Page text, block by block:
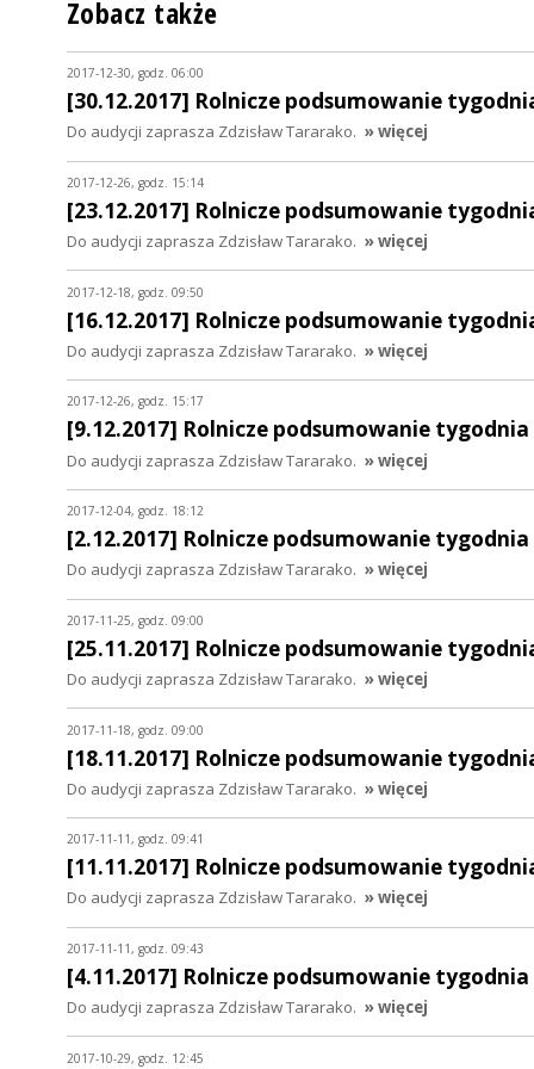
Zobacz także
2017-12-30, godz. 06:00
[30.12.2017] Rolnicze podsumowanie
Do audycji zaprasza Zdzisław Tararako. » więcej
2017-12-26, godz. 15:14
[23.12.2017] Rolnicze podsumowanie
Do audycji zaprasza Zdzisław Tararako. » więcej
2017-12-18, godz. 09:50
[16.12.2017] Rolnicze podsumowanie
Do audycji zaprasza Zdzisław Tararako. » więcej
2017-12-26, godz. 15:17
[9.12.2017] Rolnicze podsumowanie tygodnia
Do audycji zaprasza Zdzisław Tararako. » więcej
2017-12-04, godz. 18:12
[2.12.2017] Rolnicze podsumowanie tygodnia
Do audycji zaprasza Zdzisław Tararako. » więcej
2017-11-25, godz. 09:00
[25.11.2017] Rolnicze podsumowanie
Do audycji zaprasza Zdzisław Tararako. » więcej
2017-11-18, godz. 09:00
[18.11.2017] Rolnicze podsumowanie
Do audycji zaprasza Zdzisław Tararako. » więcej
2017-11-11, godz. 09:41
[11.11.2017] Rolnicze podsumowanie
Do audycji zaprasza Zdzisław Tararako. » więcej
2017-11-11, godz. 09:43
[4.11.2017] Rolnicze podsumowanie tygodnia
Do audycji zaprasza Zdzisław Tararako. » więcej
2017-10-29, godz. 12:45